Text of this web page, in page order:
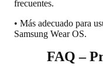
frecuentes.
• Más adecuado para
Samsung Wear OS.
FAQ –